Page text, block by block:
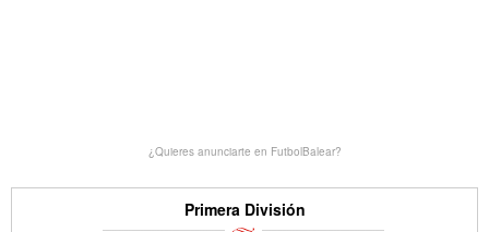
¿Quieres anunciarte en FutbolBalear?
Primera División